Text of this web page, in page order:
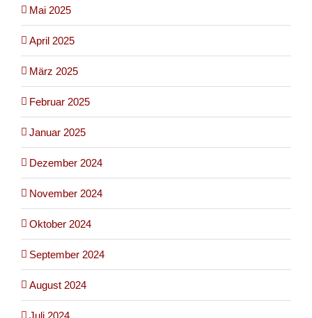
Mai 2025
April 2025
März 2025
Februar 2025
Januar 2025
Dezember 2024
November 2024
Oktober 2024
September 2024
August 2024